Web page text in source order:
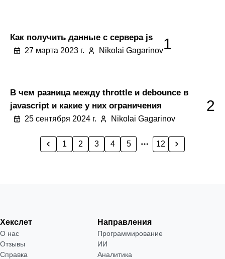
Как получить данные с сервера js
27 марта 2023 г. Nikolai Gagarinov1
В чем разница между throttle и debounce в
javascript и какие у них ограничения
25 сентября 2024 г. Nikolai Gagarinov
2
1 2 3 4 5 12
Хекслет
О нас
Отзывы
Справка
Направления
Программирование
ИИ
Аналитика